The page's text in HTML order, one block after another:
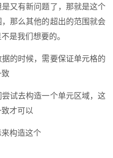
又有新问题了，那就是这个
那么其他的超出的范围就会
是我们想要的。
的时候，需要保证单元格的
致
试去构造一个单元区域，这
才可以
构造这个